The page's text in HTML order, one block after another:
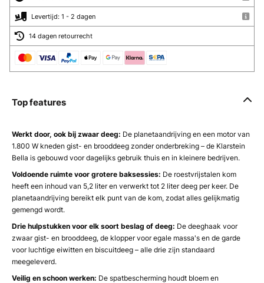
Levertijd: 1 - 2 dagen
14 dagen retourrecht
Top features
Werkt door, ook bij zwaar deeg: De planetaandrijving en een motor van
1.800 W kneden gist- en brooddeeg zonder onderbreking – de Klarstein
Bella is gebouwd voor dagelijks gebruik thuis en in kleinere bedrijven.
Voldoende ruimte voor grotere baksessies: De roestvrijstalen kom
heeft een inhoud van 5,2 liter en verwerkt tot 2 liter deeg per keer. De
planetaandrijving bereikt elk punt van de kom, zodat alles gelijkmatig
gemengd wordt.
Drie hulpstukken voor elk soort beslag of deeg: De deeghaak voor
zwaar gist- en brooddeeg, de klopper voor egale massa's en de garde
voor luchtige eiwitten en biscuitdeeg – alle drie zijn standaard
meegeleverd.
Veilig en schoon werken: De spatbescherming houdt bloem en